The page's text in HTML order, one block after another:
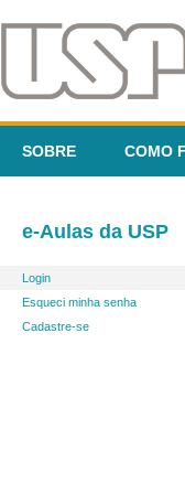
SOBRE COMO
e-Aulas da USP
Login
Esqueci minha senha
Cadastre-se